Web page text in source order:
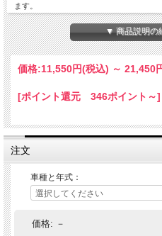
ます。
排気ポート内での２次燃焼を防止するこ
ンの潜在能力を最大限に引き出します。
色はブラックのみ。
適合車種：
Aprilia RS660 / TUONO660 2020-2021（
▼ 商品説明の
価格:11,550円(税込) ～ 21,450
[ポイント還元 346ポイント～]
注文
車種と年式：
価格: －